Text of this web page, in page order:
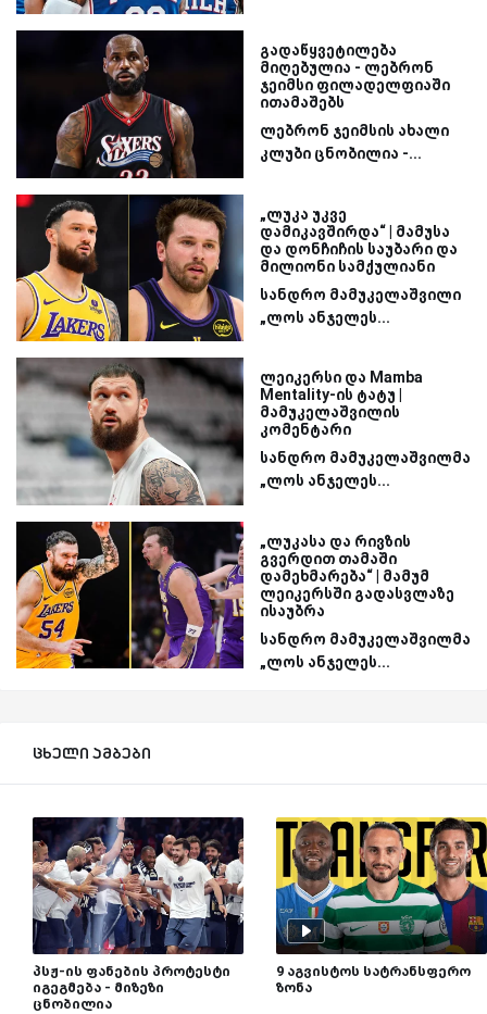
გადაწყვეტილება
მიღებულია - ლებრონ
ჯეიმსი ფილადელფიაში
ითამაშებს
ლებრონ ჯეიმსის ახალი
კლუბი ცნობილია -...
„ლუკა უკვე
დამიკავშირდა“ | მამუსა
და დონჩიჩის საუბარი და
მილიონი სამქულიანი
სანდრო მამუკელაშვილი
„ლოს ანჯელეს...
ლეიკერსი და Mamba
Mentality-ის ტატუ |
მამუკელაშვილის
კომენტარი
სანდრო მამუკელაშვილმა
„ლოს ანჯელეს...
„ლუკასა და რივზის
გვერდით თამაში
დამეხმარება“ | მამუმ
ლეიკერსში გადასვლაზე
ისაუბრა
სანდრო მამუკელაშვილმა
„ლოს ანჯელეს...
ცხელი ამბები
პსჟ-ის ფანების პროტესტი
იგეგმება - მიზეზი
ცნობილია
9 აგვისტოს სატრანსფერო
ზონა